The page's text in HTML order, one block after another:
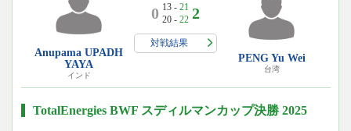
Anupama UPADH
YAYA
インド
0 13 - 21
20 - 22 2
対戦結果
PENG Yu Wei
台湾
TotalEnergies BWF スディルマンカップ決勝 2025